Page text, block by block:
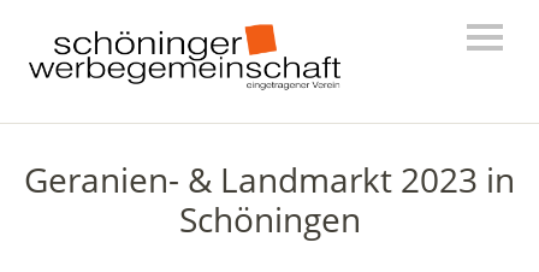
Geranien- & Landmarkt 2023 in
Schöningen